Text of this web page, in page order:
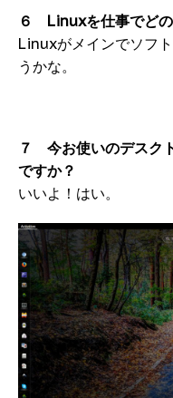
６ Linuxを仕事でどの
Linuxがメインでソフ
うかな。
７ 今お使いのデスク
ですか？
いいよ！はい。